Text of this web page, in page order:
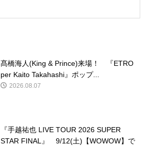
髙橋海人(King & Prince)来場！ 『ETRO
per Kaito Takahashi』ポップ...
2026.08.07
『手越祐也 LIVE TOUR 2026 SUPER
STAR FINAL』 9/12(土)【WOWOW】で